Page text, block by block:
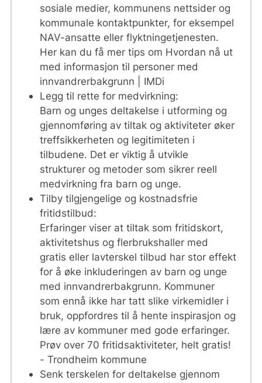
sosiale medier, kommunens nettsider og
kommunale kontaktpunkter, for eksempel
NAV-ansatte eller flyktningetjenesten.
Her kan du få mer tips om Hvordan nå ut
med informasjon til personer med
innvandrerbakgrunn | IMDi
Legg til rette for medvirkning:
Barn og unges deltakelse i utforming og
gjennomføring av tiltak og aktiviteter øker
treffsikkerheten og legitimiteten i
tilbudene. Det er viktig å utvikle
strukturer og metoder som sikrer reell
medvirkning fra barn og unge.
Tilby tilgjengelige og kostnadsfrie
fritidstilbud:
Erfaringer viser at tiltak som fritidskort,
aktivitetshus og flerbrukshaller med
gratis eller lavterskel tilbud har stor effekt
for å øke inkluderingen av barn og unge
med innvandrerbakgrunn. Kommuner
som ennå ikke har tatt slike virkemidler i
bruk, oppfordres til å hente inspirasjon og
lære av kommuner med gode erfaringer.
Prøv over 70 fritidsaktiviteter, helt gratis!
- Trondheim kommune
Senk terskelen for deltakelse gjennom